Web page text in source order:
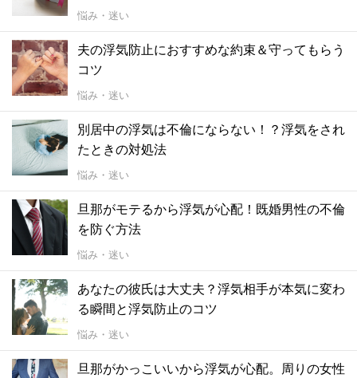
悩み・迷い
夫の浮気防止におすすめな約束＆守ってもらう
コツ
悩み・迷い
別居中の浮気は不倫にならない！？浮気をされ
たときの対処法
悩み・迷い
旦那がモテるから浮気が心配！既婚男性の不倫
を防ぐ方法
悩み・迷い
あなたの彼氏は大丈夫？浮気相手が本気に変わ
る瞬間と浮気防止のコツ
悩み・迷い
旦那がかっこいいから浮気が心配。周りの女性